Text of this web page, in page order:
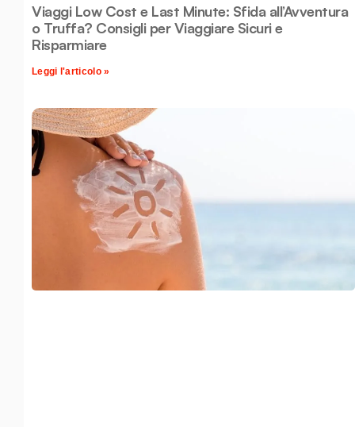
Viaggi Low Cost e Last Minute: Sfida all’Avventura
o Truffa? Consigli per Viaggiare Sicuri e
Risparmiare
Leggi l'articolo »